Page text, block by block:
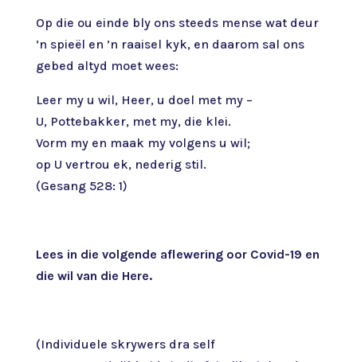
Op die ou einde bly ons steeds mense wat deur
’n spieël en ’n raaisel kyk, en daarom sal ons
gebed altyd moet wees:
Leer my u wil, Heer, u doel met my –
U, Pottebakker, met my, die klei.
Vorm my en maak my volgens u wil;
op U vertrou ek, nederig stil.
(Gesang 528: 1)
Lees in die volgende aflewering oor Covid-19 en
die wil van die Here.
(Individuele skrywers dra self